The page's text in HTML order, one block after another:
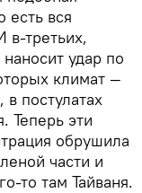
есть вся
в-третьих,
удар по
климат —
в постулатах
Теперь эти
обрушила
части и
то там Тайваня.